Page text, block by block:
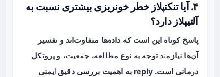
۴. آیا تنکتپلاز خطر خونریزی بیشتری نسبت به
آلتیپلاز دارد؟
پاسخ کوتاه این است که داده‌ها متفاوت‌اند و تفسیر
آن‌ها نیازمند توجه به نوع مطالعه، جمعیت، و پروتکل
درمانی است. reply به اهمیت بررسی دقیق ایمنی